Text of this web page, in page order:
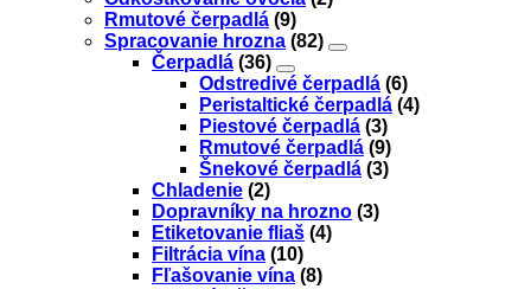
Rmutové čerpadlá (9)
Spracovanie hrozna (82)
Čerpadlá (36)
Odstredivé čerpadlá (6)
Peristaltické čerpadlá (4)
Piestové čerpadlá (3)
Rmutové čerpadlá (9)
Šnekové čerpadlá (3)
Chladenie (2)
Dopravníky na hrozno (3)
Etiketovanie fliaš (4)
Filtrácia vína (10)
Fľašovanie vína (8)